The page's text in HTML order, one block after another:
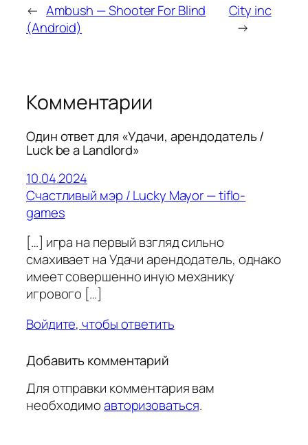
← Ambush — Shooter For Blind
(Android)
City inc
→
Комментарии
Один ответ для «Удачи, арендодатель /
Luck be a Landlord»
10.04.2024
Счастливый мэр / Lucky Mayor — tiflo-
games
[…] игра на первый взгляд сильно
смахивает на Удачи арендодатель, однако
имеет совершенно иную механику
игрового […]
Войдите, чтобы ответить
Добавить комментарий
Для отправки комментария вам
необходимоавторизоваться.